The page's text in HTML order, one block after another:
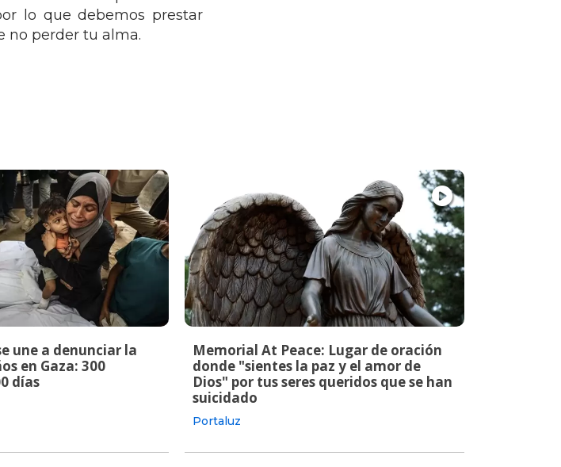
lo que debemos prestar
no perder tu alma.
une a denunciar la
en Gaza: 300
días
Memorial At Peace: Lugar de oración
donde "sientes la paz y el amor de
Dios" por tus seres queridos que se han
suicidado
Portaluz